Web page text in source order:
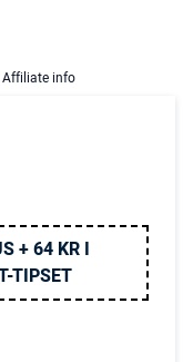
Affiliate info
+ 64 KR I
TIPSET